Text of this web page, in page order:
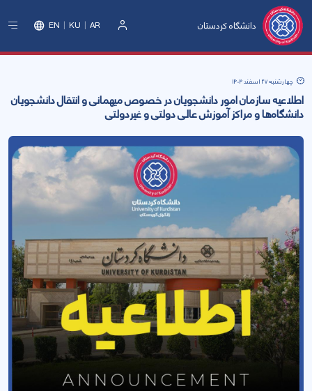
دانشگاه کردستان EN KU AR
چهارشنبه 27 اسفند 1404
اطلاعیه سازمان امور دانشجویان در خصوص میهمانی و انتقال دانشجویان
دانشگاه‌ها و مراکز آموزش عالی دولتی و غیردولتی